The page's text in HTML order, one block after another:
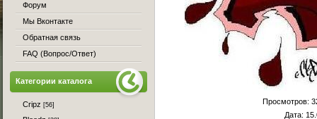
Просмотров:
Дата:
Форум
Мы Вконтакте
Обратная связь
FAQ (Вопрос/Ответ)
Категории каталога
Cripz [56]